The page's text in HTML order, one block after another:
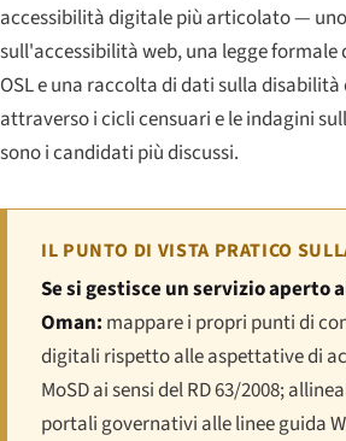
accessibilità digitale più articolato —
sull'accessibilità web, una legge
OSL e una raccolta di dati sulla
attraverso i cicli censuari e le indagini
sono i candidati più discussi.
IL PUNTO DI VISTA PRATICO
Se si gestisce un servizio aperto
Oman: mappare i propri punti di
digitali rispetto alle aspettative di
MoSD ai sensi del RD 63/2008;
portali governativi alle linee guida